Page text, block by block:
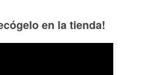
en la tienda!